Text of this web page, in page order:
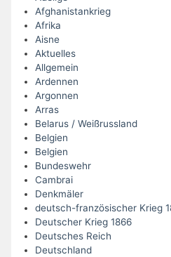
Afghanistankrieg
Afrika
Aisne
Aktuelles
Allgemein
Ardennen
Argonnen
Arras
Belarus / Weißrussland
Belgien
Belgien
Bundeswehr
Cambrai
Denkmäler
deutsch-französischer Krieg
Deutscher Krieg 1866
Deutsches Reich
Deutschland